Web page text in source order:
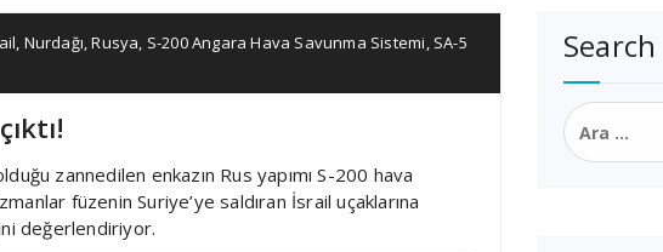
, Nurdağı,Rusya, S-200 Angara Hava Savunma Sistemi, SA-5
zannedilen enkazın Rus yapımı S-200 hava
füzenin Suriye’ye saldıran İsrail uçaklarına
değerlendiriyor.
Search
Arama: